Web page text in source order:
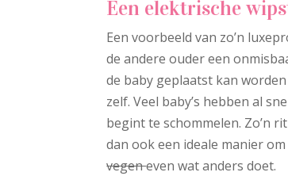
Een elektrische
Een voorbeeld van zo’n
de andere ouder een
de baby geplaatst kan
zelf. Veel baby’s hebben al
begint te schommelen. Zo’n
dan ook een ideale manier
vegeneven wat anders doet.